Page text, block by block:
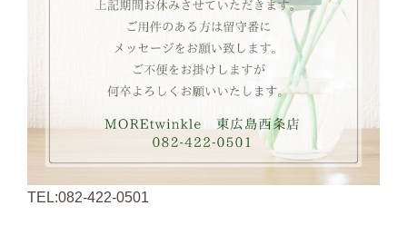
TEL:082-422-0501